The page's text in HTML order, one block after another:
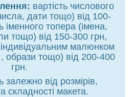
вартість числового
дати тощо) від 100-
іменного топера (імена,
тощо) від 150-300 грн,
індивідуальним малюнком
, образи тощо) від 200-400
грн.
залежно від розмірів,
складності макета.